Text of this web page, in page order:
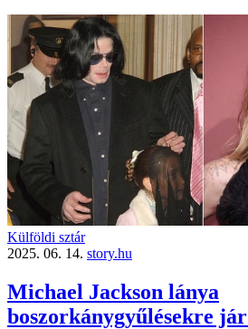
Külföldi sztár
2025. 06. 14. story.hu
Michael Jackson lánya
boszorkánygyűlésekre jár